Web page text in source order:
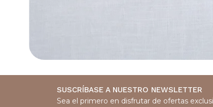
SUSCRÍBASE A NUESTRO NEWSLETTER
Sea el primero en disfrutar de ofertas